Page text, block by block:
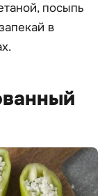
посыпь
в